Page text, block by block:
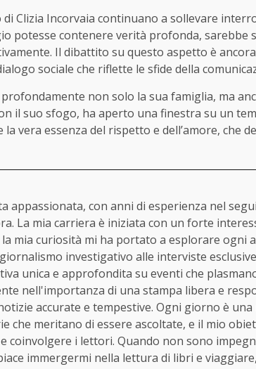
Clizia Incorvaia continuano a sollevare
potesse contenere verità profonda,
Il dibattito su questo aspetto è
sociale che riflette le sfide della
non solo la sua famiglia, ma
il suo sfogo, ha aperto una finestra su un
la vera essenza del rispetto e dell’amore, che
appassionata, con anni di esperienza nel
La mia carriera è iniziata con un forte
mia curiosità mi ha portato a esplorare ogni
investigativo alle interviste
unica e approfondita su eventi che
nell'importanza di una stampa libera e
accurate e tempestive. Ogni giorno è
che meritano di essere ascoltate, e il mio
coinvolgere i lettori. Quando non sono
immergermi nella lettura di libri e